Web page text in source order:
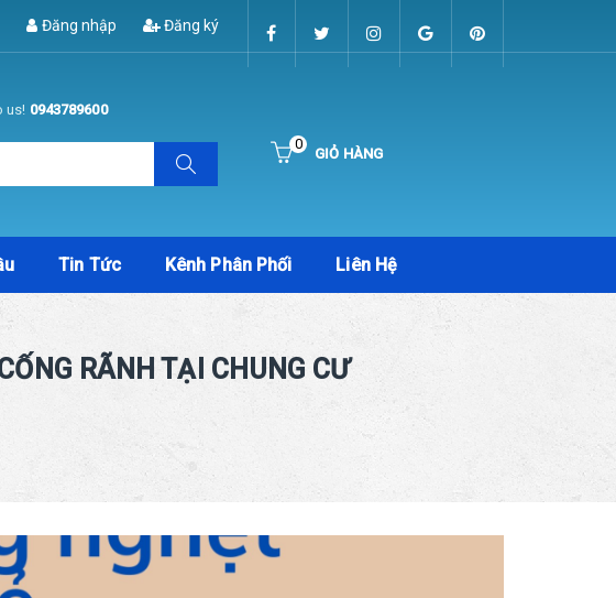
Đăng nhập Đăng ký
us! 0943789600
GIỎ HÀNG
0
Tin Tức Kênh Phân Phối Liên Hệ
RÃNH TẠI CHUNG CƯ